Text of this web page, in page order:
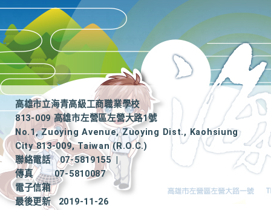
高雄市立海青高級工商職業學校
813-009 高雄市左營區左營大路1號
No.1, Zuoying Avenue, Zuoying Dist., Kaohsiung
City 813-009, Taiwan (R.O.C.)
聯絡電話
07-5819155
|
傳真
07-5810087
電子信箱
最後更新
2019-11-26